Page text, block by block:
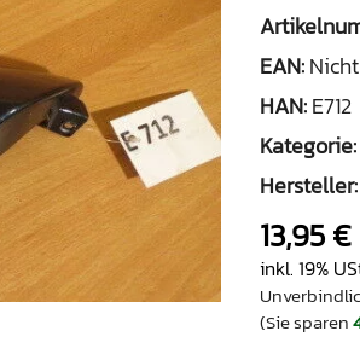
EAN:
HAN:E712
Kategorie:
Hersteller:
13,95 €
inkl. 19%
(Sie sparen